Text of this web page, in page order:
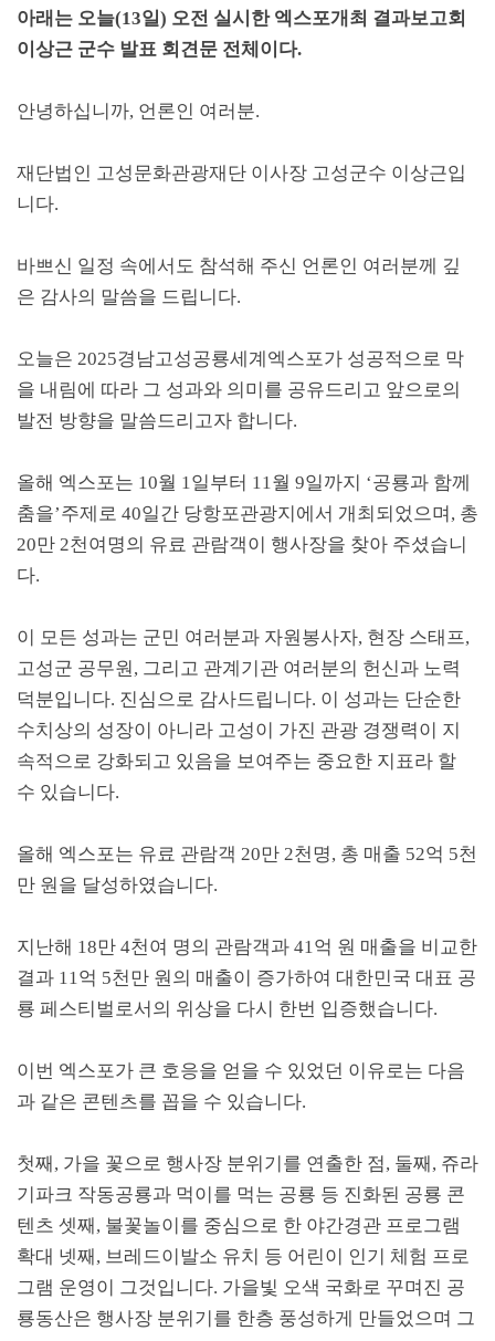
아래는 오늘(13일) 오전 실시한 엑스포개최 결과보고회
이상근 군수 발표 회견문 전체이다.
안녕하십니까, 언론인 여러분.
재단법인 고성문화관광재단 이사장 고성군수 이상근입
니다.
바쁘신 일정 속에서도 참석해 주신 언론인 여러분께 깊
은 감사의 말씀을 드립니다.
오늘은 2025경남고성공룡세계엑스포가 성공적으로 막
을 내림에 따라 그 성과와 의미를 공유드리고 앞으로의
발전 방향을 말씀드리고자 합니다.
올해 엑스포는 10월 1일부터 11월 9일까지 ‘공룡과 함께
춤을’주제로 40일간 당항포관광지에서 개최되었으며 , 총
20만 2천여명의 유료 관람객이 행사장을 찾아 주셨습니
다.
이 모든 성과는 군민 여러분과 자원봉사자, 현장 스태프,
고성군 공무원 , 그리고 관계기관 여러분의 헌신과 노력
덕분입니다. 진심으로 감사드립니다. 이 성과는 단순한
수치상의 성장이 아니라 고성이 가진 관광 경쟁력이 지
속적으로 강화되고 있음을 보여주는 중요한 지표라 할
수 있습니다.
올해 엑스포는 유료 관람객 20만 2천명, 총 매출 52억 5천
만 원을 달성하였습니다.
지난해 18만 4천여 명의 관람객과 41억 원 매출을 비교한
결과 11억 5천만 원의 매출이 증가하여 대한민국 대표 공
룡 페스티벌로서의 위상을 다시 한번 입증했습니다.
이번 엑스포가 큰 호응을 얻을 수 있었던 이유로는 다음
과 같은 콘텐츠를 꼽을 수 있습니다.
첫째 , 가을 꽃으로 행사장 분위기를 연출한 점, 둘째 , 쥬라
기파크 작동공룡과 먹이를 먹는 공룡 등 진화된 공룡 콘
텐츠 셋째 , 불꽃놀이를 중심으로 한 야간경관 프로그램
확대 넷째 , 브레드이발소 유치 등 어린이 인기 체험 프로
그램 운영이 그것입니다. 가을빛 오색 국화로 꾸며진 공
룡동산은 행사장 분위기를 한층 풍성하게 만들었으며 그